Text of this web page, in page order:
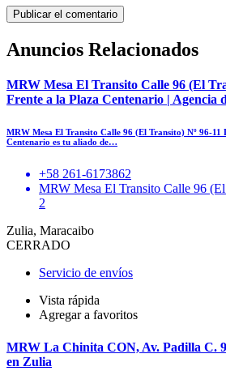
Anuncios Relacionados
MRW Mesa El Transito Calle 96 (El
Frente a la Plaza Centenario | Agencia
MRW Mesa El Transito Calle 96 (El Transito) Nº 96-11
Centenario es tu aliado de…
+58 261-6173862
MRW Mesa El Transito Calle 96
2
Zulia, Maracaibo
CERRADO
Servicio de envíos
Vista rápida
Agregar a favoritos
MRW La Chinita CON, Av. Padilla C.
en Zulia